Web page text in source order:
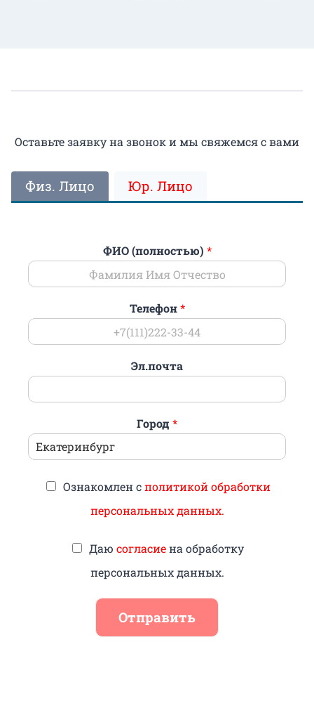
Оставьте заявку на звонок и мы свяжемся с вами
Физ. Лицо Юр. Лицо
ФИО (полностью) *
Телефон*
Эл.почта
Город *
Ознакомлен сполитикой обработки
персональных данных.
Даю согласиена обработку
персональных данных.
Отправить